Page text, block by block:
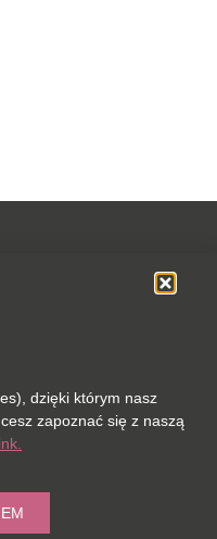
(0 / 10)
dzięki którym nasz
zapoznać się z naszą